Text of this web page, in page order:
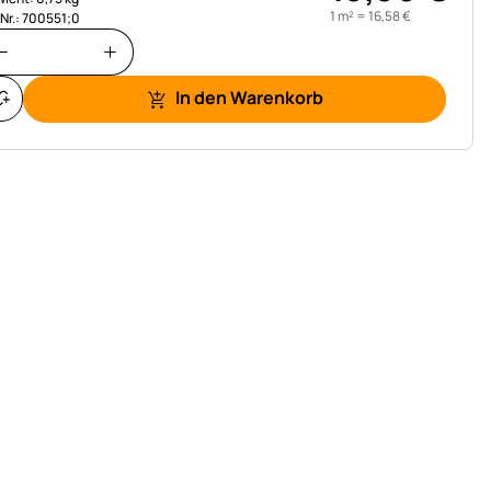
700551;0
1 m² =16,58€
In den Warenkorb